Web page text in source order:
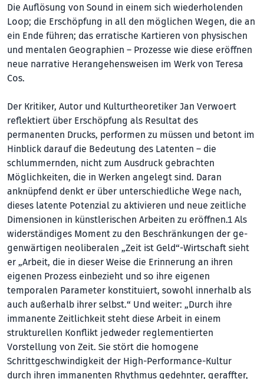
Die Auflösung von Sound in einem sich wiederholenden
Loop; die Erschöpfung in all den möglichen Wegen, die an
ein Ende führen; das erratische Kartieren von physischen
und mentalen Geographien – Prozesse wie diese eröffnen
neue narrative Herangehensweisen im Werk von Teresa
Cos.
Der Kritiker, Autor und Kulturtheoretiker Jan Verwoert
reflektiert über Erschöpfung als Resultat des
permanenten Drucks, performen zu müssen und betont im
Hinblick darauf die Bedeutung des Latenten – die
schlummernden, nicht zum Ausdruck gebrachten
Möglichkeiten, die in Werken angelegt sind. Daran
anknüpfend denkt er über unterschiedliche Wege nach,
dieses latente Potenzial zu aktivieren und neue zeitliche
Dimensionen in künstlerischen Arbeiten zu eröffnen.1 Als
widerständiges Moment zu den Beschränkungen der ge­
genwärtigen neoliberalen „Zeit ist Geld“-Wirtschaft sieht
er „Arbeit, die in dieser Weise die Erinnerung an ihren
eigenen Prozess einbezieht und so ihre eigenen
temporalen Parameter konstituiert, sowohl innerhalb als
auch außerhalb ihrer selbst.“ Und weiter: „Durch ihre
immanente Zeitlichkeit steht diese Arbeit in einem
strukturellen Konflikt jedweder reglementierten
Vorstellung von Zeit. Sie stört die homogene
Schrittgeschwindigkeit der High-Performance-Kultur
durch ihren immanenten Rhythmus gedehnter, geraffter,